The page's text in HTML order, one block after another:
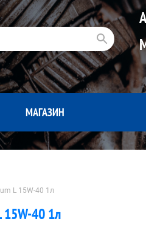
МАГАЗИН
L 15W-40 1л
15W-40 1л